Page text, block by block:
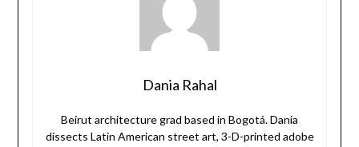
Dania Rahal
Beirut architecture grad based in Bogotá. Dania
dissects Latin American street art, 3-D-printed adobe